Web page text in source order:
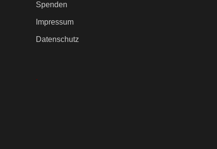
Spenden
Impressum
Datenschutz
.